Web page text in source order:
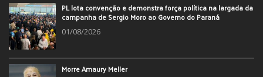
PL lota convenção e demonstra força política na largada da
campanha de Sergio Moro ao Governo do Paraná
01/08/2026
Morre Amaury Meller